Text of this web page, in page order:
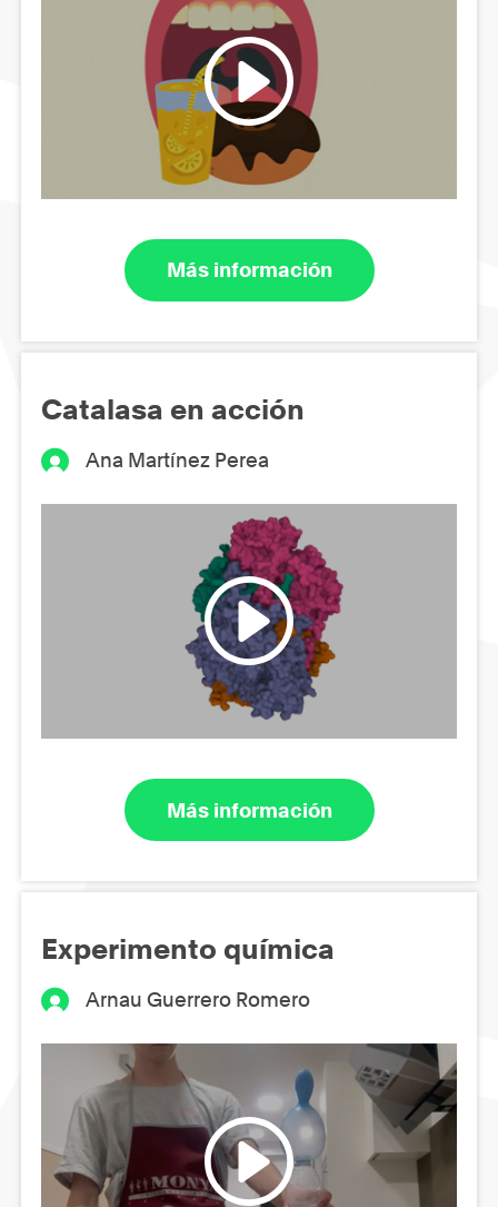
Más información
Catalasa en acción
Ana Martínez Perea
Más información
Experimento química
Arnau Guerrero Romero